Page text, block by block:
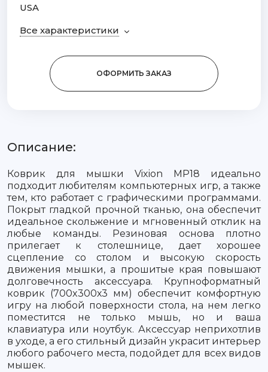
USA
Все характеристики
ОФОРМИТЬ ЗАКАЗ
Описание:
Коврик для мышки Vixion MP18 идеально
подходит любителям компьютерных игр, а также
тем, кто работает с графическими программами.
Покрыт гладкой прочной тканью, она обеспечит
идеальное скольжение и мгновенный отклик на
любые команды. Резиновая основа плотно
прилегает к столешнице, дает хорошее
сцепление со столом и высокую скорость
движения мышки, а прошитые края повышают
долговечность аксессуара. Крупноформатный
коврик (700x300х3 мм) обеспечит комфортную
игру на любой поверхности стола, на нем легко
поместится не только мышь, но и ваша
клавиатура или ноутбук. Аксессуар неприхотлив
в уходе, а его стильный дизайн украсит интерьер
любого рабочего места, подойдет для всех видов
мышек.